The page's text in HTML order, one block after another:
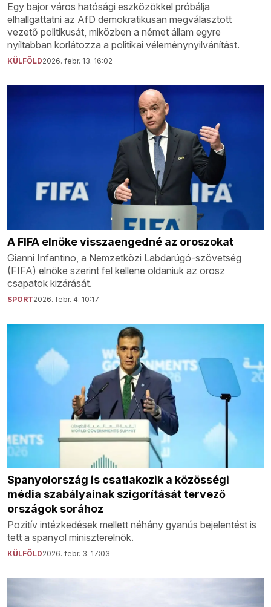
Egy bajor város hatósági eszközökkel próbálja
elhallgattatni az AfD demokratikusan megválasztott
vezető politikusát, miközben a német állam egyre
nyíltabban korlátozza a politikai véleménynyilvánítást.
KÜLFÖLD2026. febr. 13. 16:02
A FIFA elnöke visszaengedné az oroszokat
Gianni Infantino, a Nemzetközi Labdarúgó-szövetség
(FIFA) elnöke szerint fel kellene oldaniuk az orosz
csapatok kizárását.
SPORT2026. febr. 4. 10:17
Spanyolország is csatlakozik a közösségi
média szabályainak szigorítását tervező
országok sorához
Pozitív intézkedések mellett néhány gyanús bejelentést is
tett a spanyol miniszterelnök.
KÜLFÖLD2026. febr. 3. 17:03